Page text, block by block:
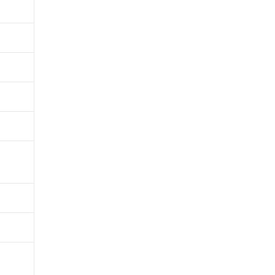
させていただ
了承ください。
をご了承くださ
。
ようお願いしま
にご登録され
」に記載されて
下、フタル酸ジブチ
) : 1000ppm、
、
ない年数を意
貨物等」とい
可)を取得する
要な手段を講じ
通知します。
、取り引きをい
ムロン制御